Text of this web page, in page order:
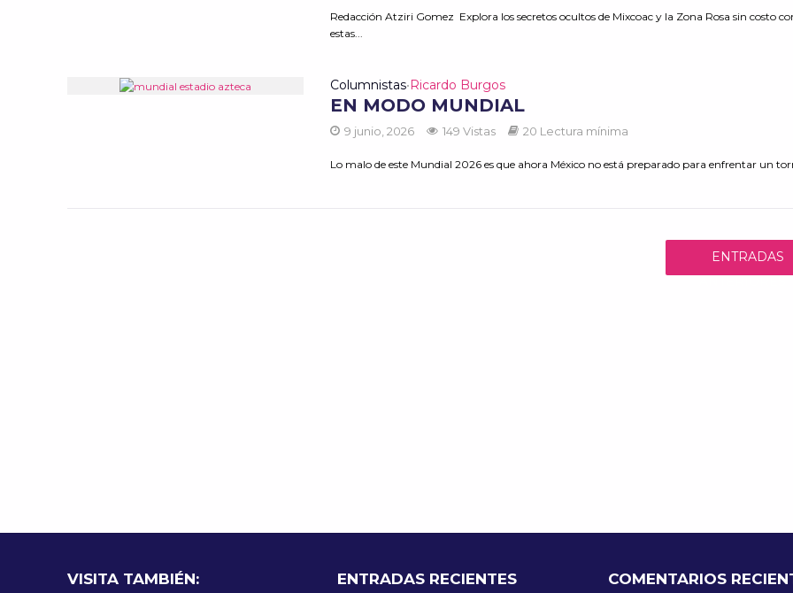
Redacción Atziri Gomez Explora los secretos ocultos de Mixcoac y la Zona Rosa sin costo
estas...
Columnistas•Ricardo Burgos
EN MODO MUNDIAL
9 junio, 2026 149 Vistas 20 Lectura mínima
Lo malo de este Mundial 2026 es que ahora México no está preparado para enfrentar un
ENTRADAS
VISITA TAMBIÉN: ENTRADAS RECIENTES COMENTARIOS